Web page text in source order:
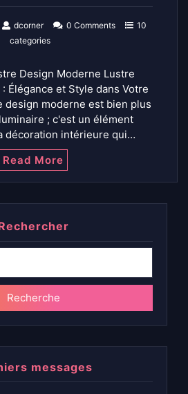
dcorner 0 Comments
10
categories
Design Moderne Lustre
Élégance et Style dans Votre
design moderne est bien plus
; c'est un élément
décoration intérieure qui…
Read More
Recherche
messages